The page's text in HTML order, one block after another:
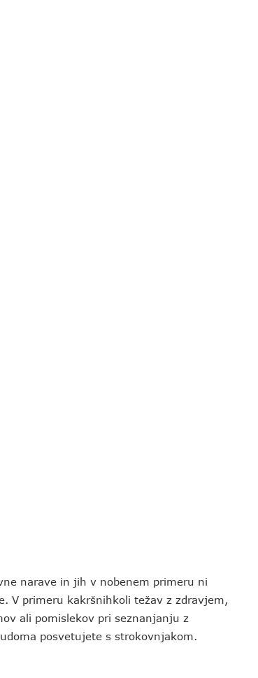
narave in jih v nobenem primeru ni
V primeru kakršnihkoli težav z zdravjem,
ali pomislekov pri seznanjanju z
posvetujete s strokovnjakom.